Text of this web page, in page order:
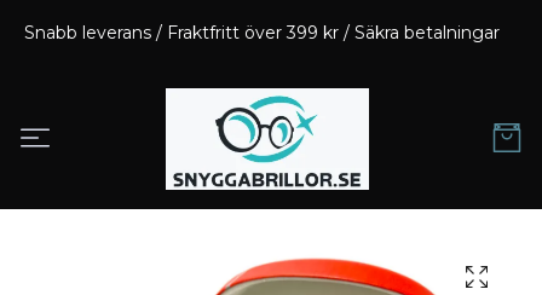
Snabb leverans / Fraktfritt över 399 kr / Säkra betalningar